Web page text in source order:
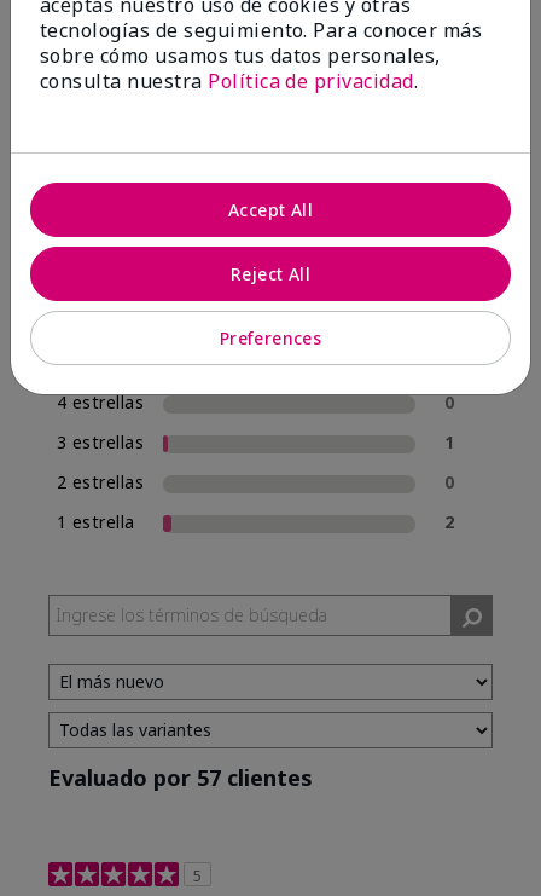
4.8
Escribir Una Opinión
95%
de los encuestados recomendaría a un amigo.
5 estrellas
54
4 estrellas
0
3 estrellas
1
2 estrellas
0
1 estrella
2
Evaluado por 57 clientes
5
tecnologías de seguimiento. Para conocer más
sobre cómo usamos tus datos personales,
consulta nuestra Política de privacidad.
Preferences
Reject All
Accept All